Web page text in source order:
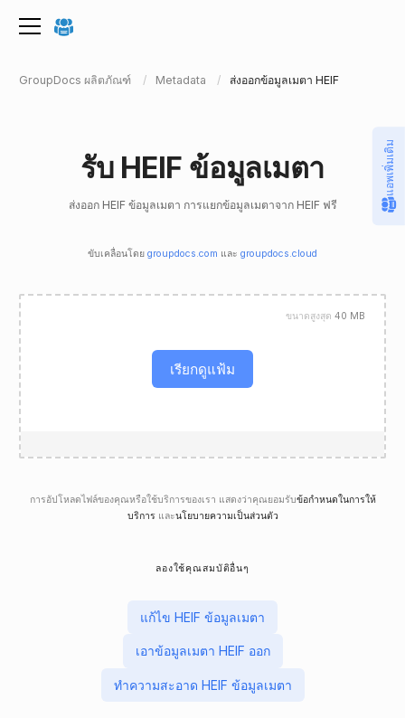
GroupDocs ผลิตภัณฑ์ Metadata ส่งออกข้อมูลเมตา HEIF
รับ HEIF ข้อมูลเมตา
ส่งออก HEIF ข้อมูลเมตา การแยกข้อมูลเมตาจาก HEIF ฟรี
ขับเคลื่อนโดย groupdocs.com และ groupdocs.cloud
เรียกดูแฟ้ม
ขนาดสูงสุด 40 MB
การอัปโหลดไฟล์ของคุณหรือใช้บริการของเรา แสดงว่าคุณยอมรับข้อกำหนดในการให้
บริการและนโยบายความเป็นส่วนตัว
ลองใช้คุณสมบัติอื่นๆ
แก้ไข HEIF ข้อมูลเมตา
เอาข้อมูลเมตา HEIF ออก
ทําความสะอาด HEIF ข้อมูลเมตา
แอพเพิ่มเติม